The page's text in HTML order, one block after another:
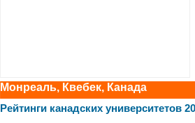
Монреаль, Квебек, Канада
Рейтинги канадских университетов